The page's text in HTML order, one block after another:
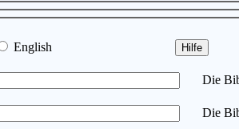
English
Die
Die